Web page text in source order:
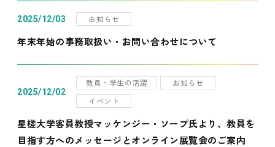
2025/12/03 お知らせ
年末年始の事務取扱い・お問い合わせについて
2025/12/02
教員・学生の活躍
お知らせ
イベント
星槎大学客員教授マッケンジー・ソープ氏より、教員を
目指す方へのメッセージとオンライン展覧会のご案内